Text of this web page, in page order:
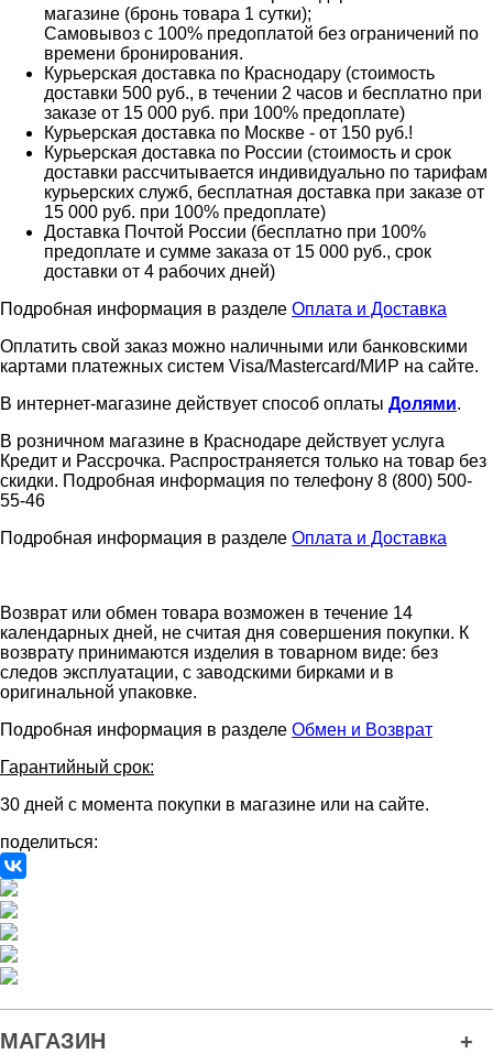
магазине (бронь товара 1 сутки);
Самовывоз с 100% предоплатой без ограничений по
времени бронирования.
Курьерская доставка по Краснодару (стоимость
доставки 500 руб., в течении 2 часов и бесплатно при
заказе от 15 000 руб. при 100% предоплате)
Курьерская доставка по Москве - от 150 руб.!
Курьерская доставка по России (стоимость и срок
доставки рассчитывается индивидуально по тарифам
курьерских служб, бесплатная доставка при заказе от
15 000 руб. при 100% предоплате)
Доставка Почтой России (бесплатно при 100%
предоплате и сумме заказа от 15 000 руб., срок
доставки от 4 рабочих дней)
Подробная информация в разделе Оплата и Доставка
Оплатить свой заказ можно наличными или банковскими
картами платежных систем Visa/Mastercard/МИР на сайте.
В интернет-магазине действует способ оплаты Долями.
В розничном магазине в Краснодаре действует услуга
Кредит и Рассрочка. Распространяется только на товар без
скидки. Подробная информация по телефону 8 (800) 500-
55-46
Подробная информация в разделе Оплата и Доставка
Возврат или обмен товара возможен в течение 14
календарных дней, не считая дня совершения покупки. К
возврату принимаются изделия в товарном виде: без
следов эксплуатации, с заводскими бирками и в
оригинальной упаковке.
Подробная информация в разделе Обмен и Возврат
Гарантийный срок:
30 дней с момента покупки в магазине или на сайте.
поделиться:
МАГАЗИН